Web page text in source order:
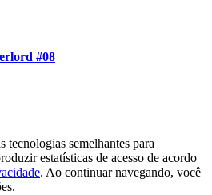
#08
tecnologias semelhantes para
estatísticas de acesso de acordo
. Ao continuar navegando, você